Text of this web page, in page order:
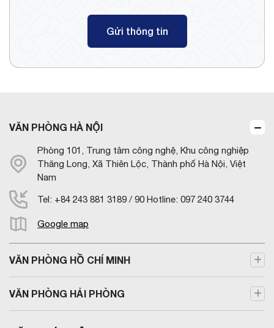
Gửi thông tin
VĂN PHÒNG HÀ NỘI
Phòng 101, Trung tâm công nghệ, Khu công nghiệp
Thăng Long, Xã Thiên Lộc, Thành phố Hà Nội, Việt
Nam
Tel: +84 243 881 3189 / 90 Hotline: 097 240 3744
Google map
VĂN PHÒNG HỒ CHÍ MINH
VĂN PHÒNG HẢI PHÒNG